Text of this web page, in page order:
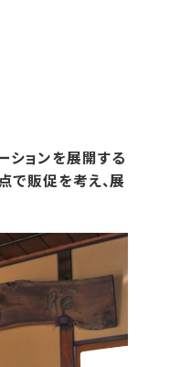
ションを展開する
で販促を考え、展